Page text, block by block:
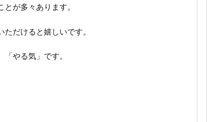
が多々あります。
だけると嬉しいです。
やる気」です。